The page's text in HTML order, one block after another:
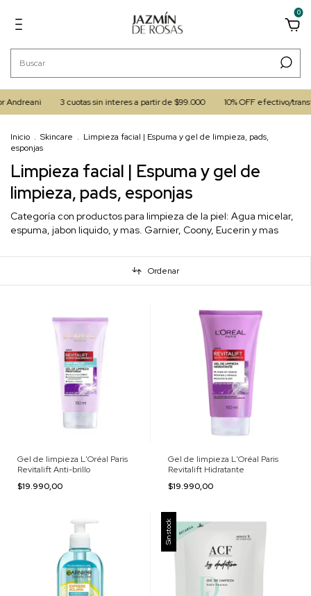
0
3 cuotas sin interes a partir de $99.000 10% OFF efectivo/
Inicio . Skincare . Limpieza facial | Espuma y gel de limpieza, pads,
esponjas
Limpieza facial | Espuma y gel de
limpieza, pads, esponjas
Categoría con productos para limpieza de la piel: Agua micelar,
espuma, jabon liquido, y mas. Garnier, Coony, Eucerin y mas
Ordenar
Gel de limpieza L'Oréal Paris
Revitalift Anti-brillo
$19.990,00
Gel de limpieza L'Oréal Paris
Revitalift Hidratante
$19.990,00
Sin stock